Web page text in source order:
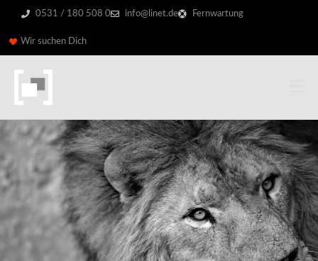
0531 / 180 508 0 info@linet.de Fernwartung
Wir suchen Dich